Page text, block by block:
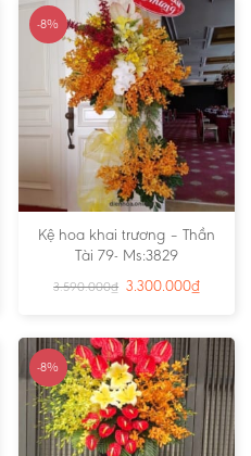
-8%
Kệ hoa khai trương – Thần
Tài 79- Ms:3829
3.590.000₫ 3.300.000₫
-8%